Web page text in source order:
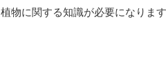
に関する知識が必要になります